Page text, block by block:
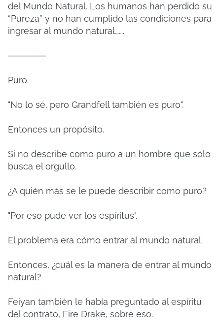
del Mundo Natural. Los humanos han perdido su
“Pureza” y no han cumplido las condiciones para
ingresar al mundo natural…….
──────
Puro.
"No lo sé, pero Grandfell también es puro".
Entonces un propósito.
Si no describe como puro a un hombre que sólo
busca el orgullo.
¿A quién más se le puede describir como puro?
"Por eso pude ver los espíritus".
El problema era cómo entrar al mundo natural.
Entonces, ¿cuál es la manera de entrar al mundo
natural?
Feiyan también le había preguntado al espíritu
del contrato, Fire Drake, sobre eso.